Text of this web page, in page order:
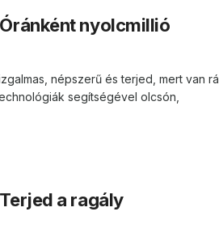
Óránként nyolcmillió
népszerű és terjed, mert van rá
segítségével olcsón,
a ragály